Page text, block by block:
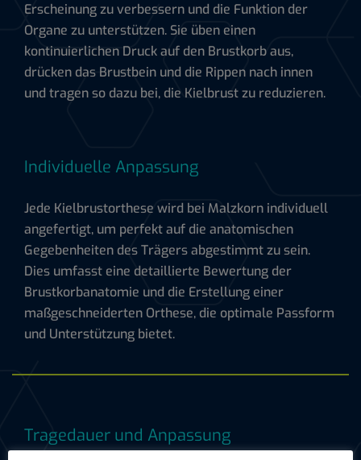
Erscheinung zu verbessern und die Funktion der
Organe zu unterstützen. Sie üben einen
kontinuierlichen Druck auf den Brustkorb aus,
drücken das Brustbein und die Rippen nach innen
und tragen so dazu bei, die Kielbrust zu reduzieren.
Individuelle Anpassung
Jede Kielbrustorthese wird bei Malzkorn individuell
angefertigt, um perfekt auf die anatomischen
Gegebenheiten des Trägers abgestimmt zu sein.
Dies umfasst eine detaillierte Bewertung der
Brustkorbanatomie und die Erstellung einer
maßgeschneiderten Orthese, die optimale Passform
und Unterstützung bietet.
Tragedauer und Anpassung